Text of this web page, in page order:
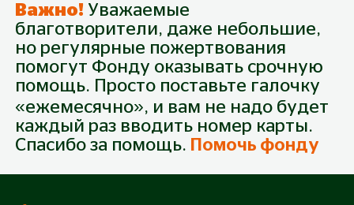
Пожертвование
Собрано0 Будьте первым! Из35 700
Важно! Уважаемые
благотворители, даже небольшие,
но регулярные пожертвования
помогут Фонду оказывать срочную
помощь. Просто поставьте галочку
«ежемесячно», и вам не надо будет
каждый раз вводить номер карты.
Спасибо за помощь. Помочь фонду